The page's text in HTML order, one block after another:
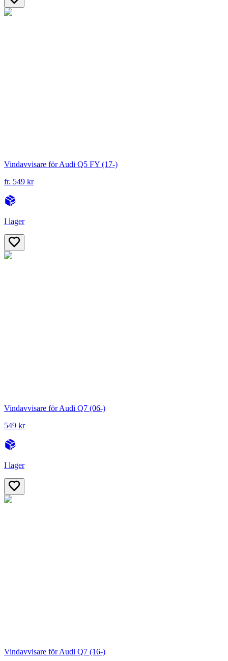
Vindavvisare för Audi Q5 FY (17-)
fr. 549 kr
I lager
Vindavvisare för Audi Q7 (06-)
549 kr
I lager
Vindavvisare för Audi Q7 (16-)